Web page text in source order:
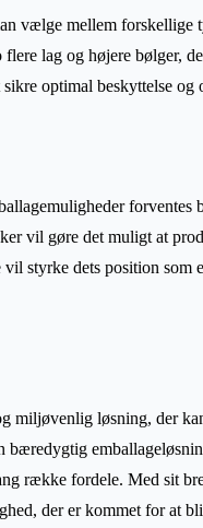
vælge mellem forskellige
lag og højere bølger,
optimal beskyttelse og
forventes
vil gøre det muligt at
styrke dets position som
løsning, der
bæredygtig
række fordele. Med sit
der er kommet for at